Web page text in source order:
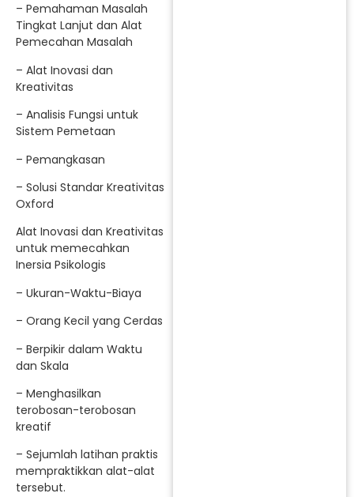
– Pemahaman Masalah
Tingkat Lanjut dan Alat
Pemecahan Masalah
– Alat Inovasi dan
Kreativitas
– Analisis Fungsi untuk
Sistem Pemetaan
– Pemangkasan
– Solusi Standar Kreativitas
Oxford
Alat Inovasi dan Kreativitas
untuk memecahkan
Inersia Psikologis
– Ukuran-Waktu-Biaya
– Orang Kecil yang Cerdas
– Berpikir dalam Waktu
dan Skala
– Menghasilkan
terobosan-terobosan
kreatif
– Sejumlah latihan praktis
mempraktikkan alat-alat
tersebut.